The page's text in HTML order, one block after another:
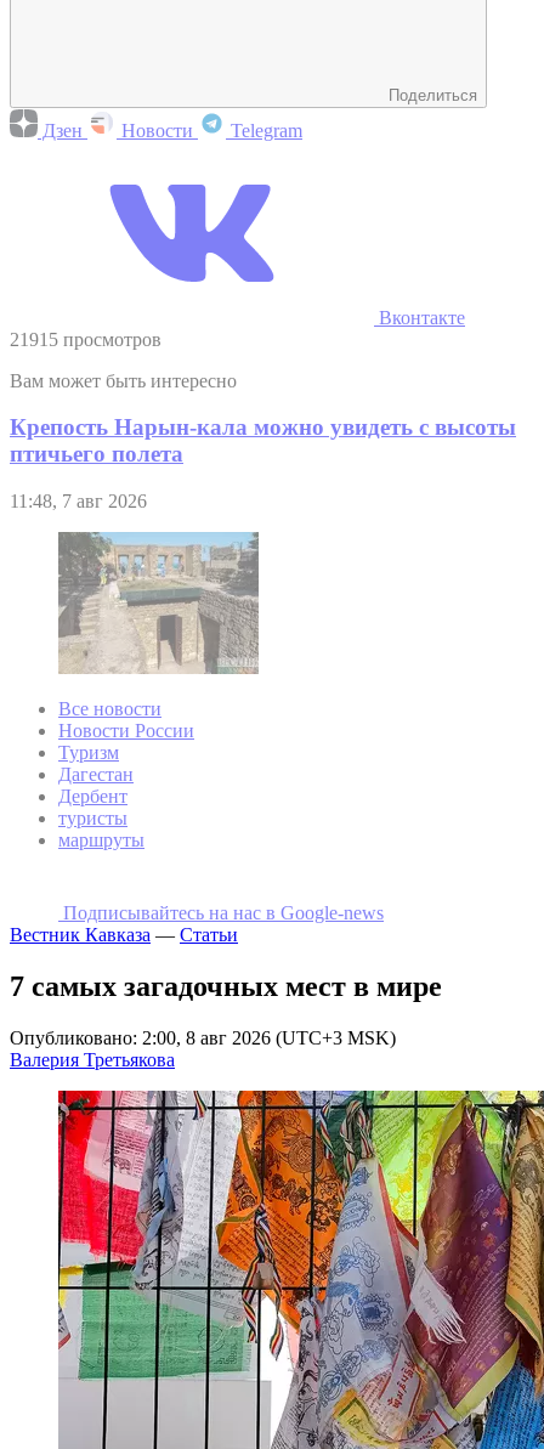
Поделиться
Дзен Новости Telegram
Вконтакте
21915 просмотров
Вам может быть интересно
Крепость Нарын-кала можно увидеть с высоты
птичьего полета
11:48, 7 авг 2026
Все новости
Новости России
Туризм
Дагестан
Дербент
туристы
маршруты
Подписывайтесь на наc в Google-news
Вестник Кавказа — Статьи
7 самых загадочных мест в мире
Опубликовано: 2:00, 8 авг 2026 (UTC+3 MSK)
Валерия Третьякова